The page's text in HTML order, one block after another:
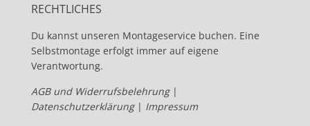
RECHTLICHES
Du kannst unseren Montageservice buchen. Eine
Selbstmontage erfolgt immer auf eigene
Verantwortung.
AGB und Widerrufsbelehrung|
Datenschutzerklärung| Impressum